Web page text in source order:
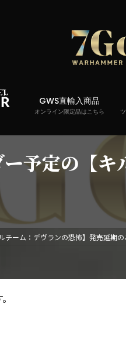
GWS直輸入商品
オンライン限定品はこちら
ー予定の【
チーム：デヴランの恐怖】発売延期